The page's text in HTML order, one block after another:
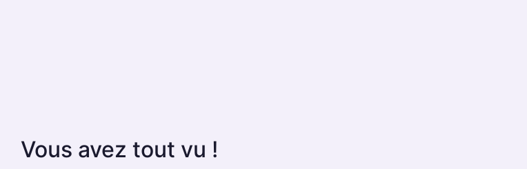
Vous avez tout vu !